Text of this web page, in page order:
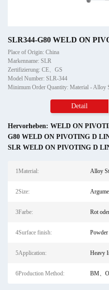
SLR344-G80 WELD ON
Place of Origin: China
Markenname: SLR
Zertifizierung: CE、GS
Model Number: SLR-344
Detail
Hervorheben: WELD ON
G80 WELD ON PIVOTING D
SLR WELD ON PIVOTING D
1Material: Alloy
2Size:
3Farbe: Rot
4Surface finish:
5Application: Heavy
6Production Method: BM、